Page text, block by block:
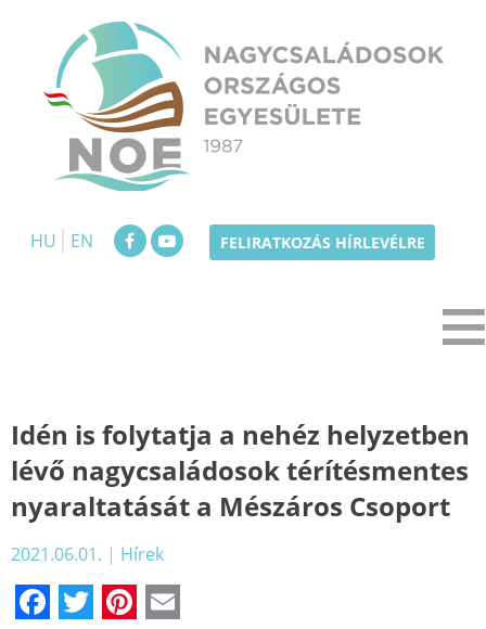
content
HU
EN FELIRATKOZÁS HÍRLEVÉLRE
Idén is folytatja a nehéz helyzetben
lévő nagycsaládosok térítésmentes
nyaraltatását a Mészáros Csoport
2021.06.01. | Hírek
Facebook
TwitterPinterest